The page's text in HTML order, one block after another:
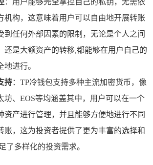
机构，这意味着用户可以自由地开展转账
到任何外部因素的限制，无论是个人之间
还是大额资产的转移,都能够在用户自己的
地进行。
持：TP冷钱包支持多种主流加密货币，像
坊、EOS等均涵盖其中，用户可以在一个
资产进行管理，并且能够方便地进行不同
账，这为投资者提供了更为丰富的选择和
了多样化的投资需求。